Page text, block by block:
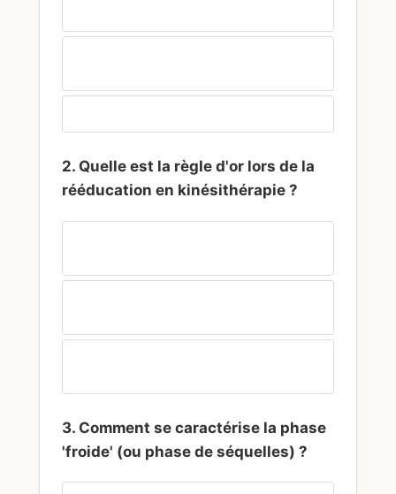
2. Quelle est la règle d'or lors de la
rééducation en kinésithérapie ?
3. Comment se caractérise la phase
'froide' (ou phase de séquelles) ?